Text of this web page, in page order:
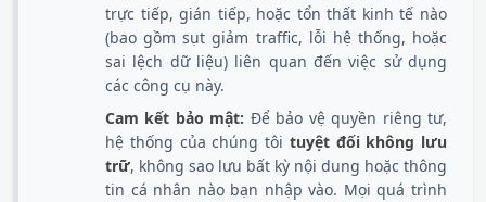
trực tiếp, gián tiếp, hoặc tổn thất kinh tế nào
(bao gồm sụt giảm traffic, lỗi hệ thống, hoặc
sai lệch dữ liệu) liên quan đến việc sử dụng
các công cụ này.
Cam kết bảo mật: Để bảo vệ quyền riêng tư,
hệ thống của chúng tôi tuyệt đối không lưu
trữ, không sao lưu bất kỳ nội dung hoặc thông
tin cá nhân nào bạn nhập vào. Mọi quá trình